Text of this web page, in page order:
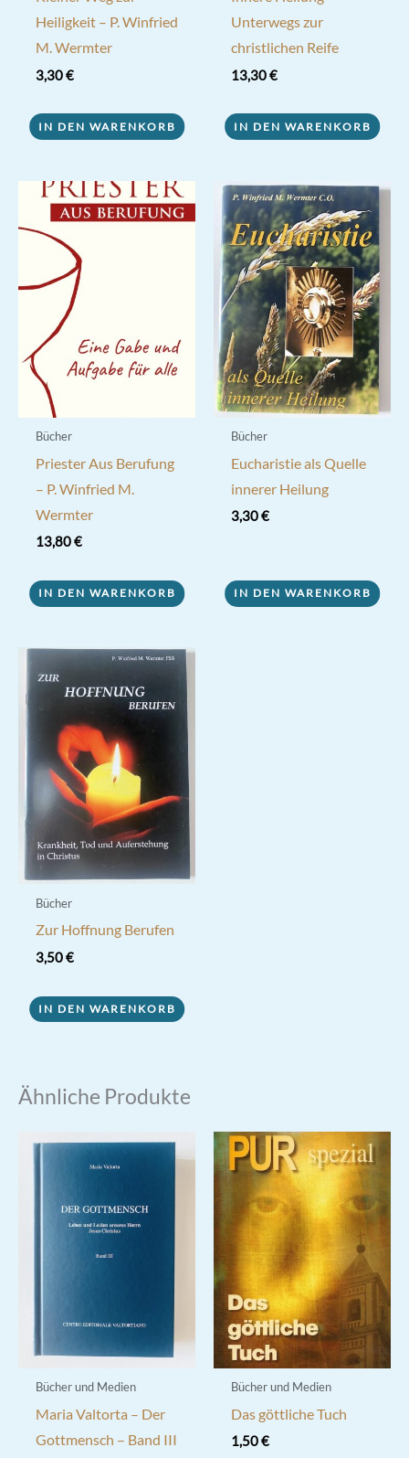
Heiligkeit – P. Winfried
M. Wermter
3,30€
IN DEN WARENKORB
Unterwegs zur
christlichen Reife
13,30€
IN DEN WARENKORB
Bücher
Priester Aus Berufung
– P. Winfried M.
Wermter
13,80€
IN DEN WARENKORB
Bücher
Eucharistie als Quelle
innerer Heilung
3,30€
IN DEN WARENKORB
Bücher
Zur Hoffnung Berufen
3,50€
IN DEN WARENKORB
Ähnliche Produkte
Bücher und Medien
Maria Valtorta – Der
Gottmensch – Band III
Bücher und Medien
Das göttliche Tuch
1,50€